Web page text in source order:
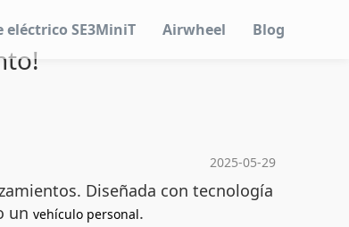
eléctrico SE3MiniT Airwheel Blog
2025-05-29
Diseñada con tecnología
un vehículo personal.